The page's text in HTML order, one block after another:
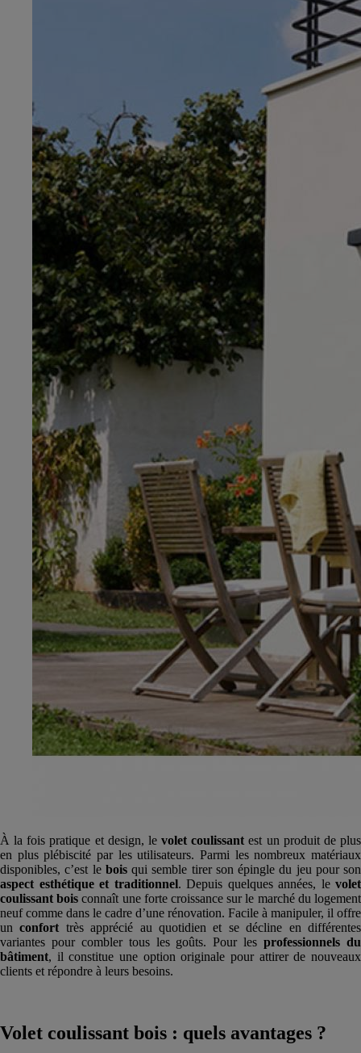
À la fois pratique et design, levolet coulissant est un produit de plus
en plus plébiscité par les utilisateurs. Parmi les nombreux matériaux
disponibles, c’est leboisqui semble tirer son épingle du jeu pour son
aspect esthétique et traditionnel. Depuis quelques années, levolet
coulissant bois connaît une forte croissance sur le marché du logement
neuf comme dans le cadre d’une rénovation. Facile à manipuler, il offre
unconfort très apprécié au quotidien et se décline en différentes
variantes pour combler tous les goûts. Pour les professionnels du
bâtiment, il constitue une option originale pour attirer de nouveaux
clients et répondre à leurs besoins.
Volet coulissant bois : quels avantages ?